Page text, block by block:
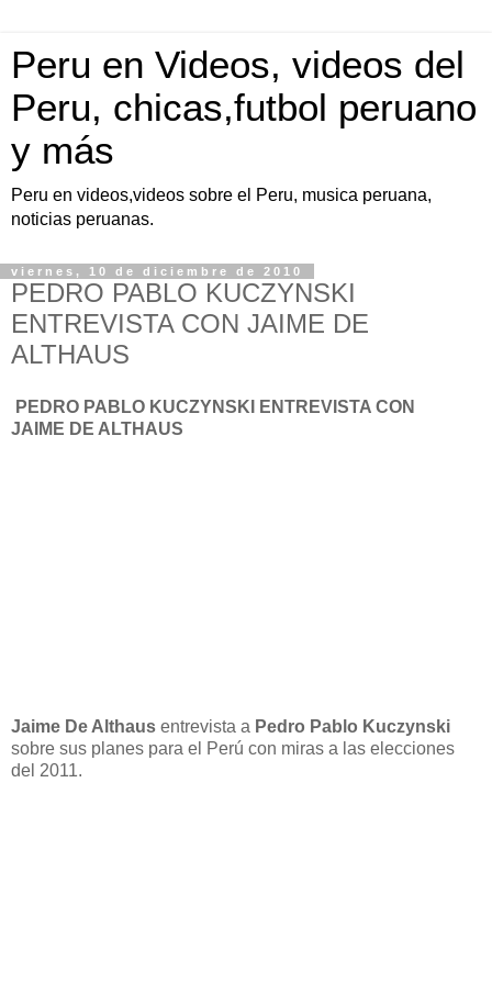
Peru en Videos, videos del
Peru, chicas,futbol peruano
y más
Peru en videos,videos sobre el Peru, musica peruana,
noticias peruanas.
viernes, 10 de diciembre de 2010
PEDRO PABLO KUCZYNSKI
ENTREVISTA CON JAIME DE
ALTHAUS
PEDRO PABLO KUCZYNSKI ENTREVISTA CON
JAIME DE ALTHAUS
Jaime De Althaus entrevista a Pedro Pablo Kuczynski
sobre sus planes para el Perú con miras a las elecciones
del 2011.